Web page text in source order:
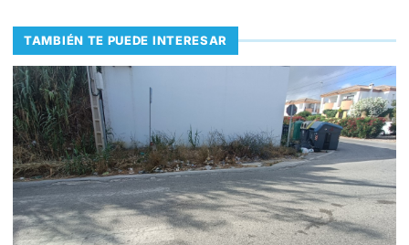
TAMBIÉN TE PUEDE INTERESAR